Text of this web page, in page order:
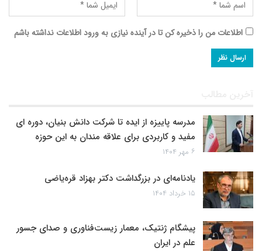
اطلاعات من را ذخیره کن تا در آینده نیازی به ورود اطلاعات نداشته باشم
آخرین مطالب
مدرسه پاییزه از ایده تا شرکت دانش بنیان، دوره ای
مفید و کاربردی برای علاقه مندان به این حوزه
۶ مهر ۱۴۰۴
یادنامه‌ای در بزرگداشت دکتر بهزاد قره‌یاضی
۱۵ خرداد ۱۴۰۴
پیشگام ژنتیک، معمار زیست‌فناوری و صدای جسور
علم در ایران